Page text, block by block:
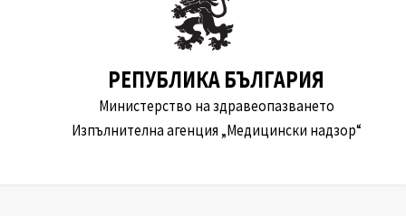
РЕПУБЛИКА БЪЛГАРИЯ
Министерство на здравеопазването
Изпълнителна агенция „Медицински надзор“